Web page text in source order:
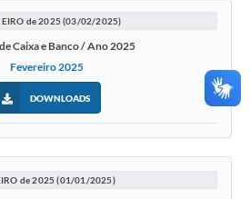
de 2025 (03/02/2025)
Caixa e Banco / Ano 2025
Fevereiro 2025
DOWNLOADS
de 2025 (01/01/2025)